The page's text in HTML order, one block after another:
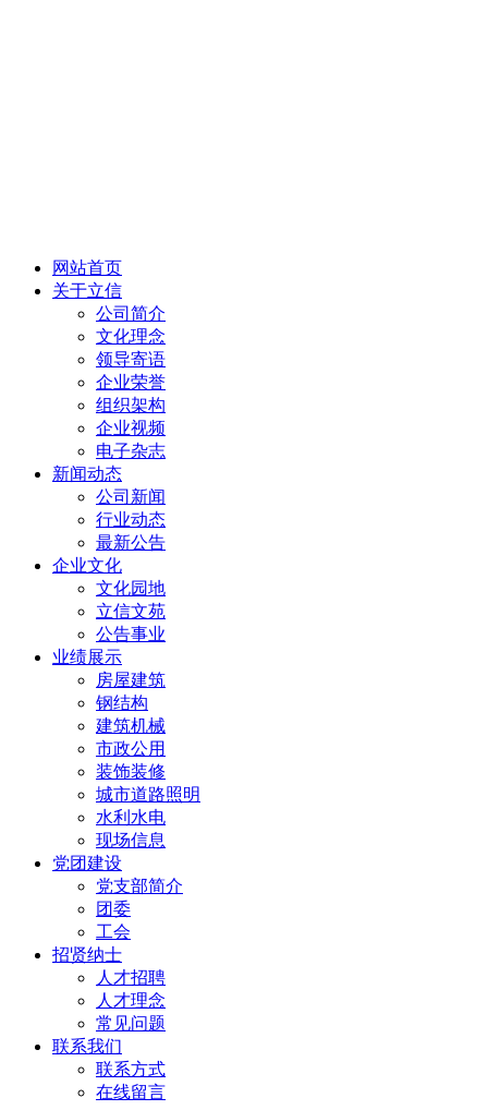
网站首页
关于立信
公司简介
文化理念
领导寄语
企业荣誉
组织架构
企业视频
电子杂志
新闻动态
公司新闻
行业动态
最新公告
企业文化
文化园地
立信文苑
公告事业
业绩展示
房屋建筑
钢结构
建筑机械
市政公用
装饰装修
城市道路照明
水利水电
现场信息
党团建设
党支部简介
团委
工会
招贤纳士
人才招聘
人才理念
常见问题
联系我们
联系方式
在线留言